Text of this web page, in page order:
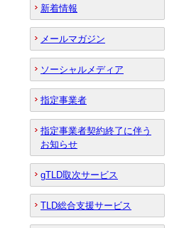
新着情報
メールマガジン
ソーシャルメディア
指定事業者
指定事業者契約終了に伴う
お知らせ
gTLD取次サービス
TLD総合支援サービス